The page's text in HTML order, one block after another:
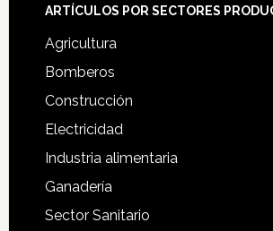
ARTÍCULOS POR SECTORES
Agricultura
Bomberos
Construcción
Electricidad
Industria alimentaria
Ganadería
Sector Sanitario